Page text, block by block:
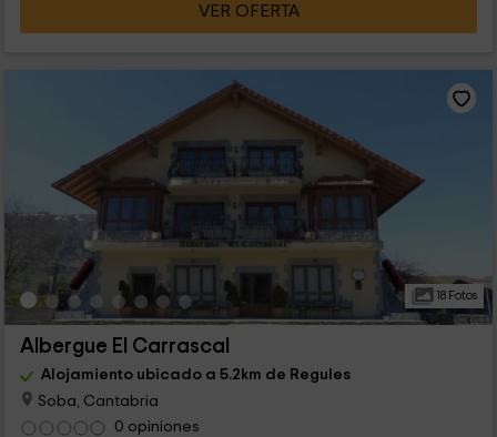
VER OFERTA
18 Fotos
Albergue El Carrascal
Alojamiento ubicado a 5.2km de Regules
Soba, Cantabria
0 opiniones